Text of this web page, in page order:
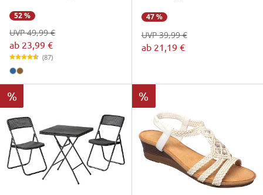
52 %
ab 23,99 €
UVP 49,99 €
(87)
47 %
ab 21,19 €
UVP 39,99 €
% %